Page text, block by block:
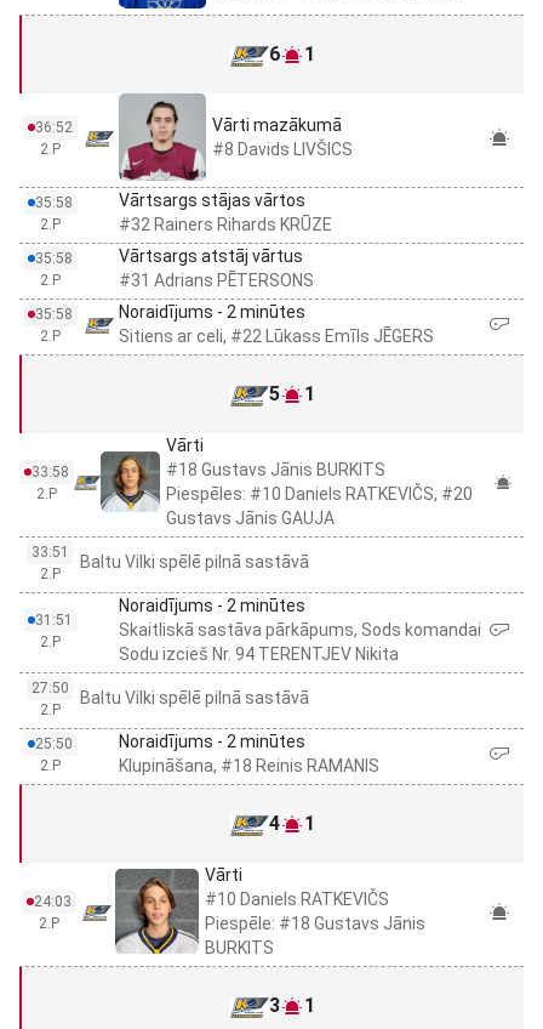
6 1
36:52
2.P
Vārti mazākumā
#8 Davids LIVŠICS
35:58
2.P
Vārtsargs stājas vārtos
#32 Rainers Rihards KRŪZE
35:58
2.P
Vārtsargs atstāj vārtus
#31 Adrians PĒTERSONS
35:58
2.P
Noraidījums - 2 minūtes
Sitiens ar celi, #22 Lūkass Emīls JĒGERS
5 1
33:58
2.P
Vārti
#18 Gustavs Jānis BURKITS
Piespēles: #10 Daniels RATKEVIČS, #20
Gustavs Jānis GAUJA
33:51
2.P
Baltu Vilki spēlē pilnā sastāvā
31:51
2.P
Noraidījums - 2 minūtes
Skaitliskā sastāva pārkāpums, Sods komandai
Sodu izcieš Nr. 94 TERENTJEV Nikita
27:50
2.P
Baltu Vilki spēlē pilnā sastāvā
25:50
2.P
Noraidījums - 2 minūtes
Klupināšana, #18 Reinis RAMANIS
4 1
24:03
2.P
Vārti
#10 Daniels RATKEVIČS
Piespēle: #18 Gustavs Jānis
BURKITS
3 1